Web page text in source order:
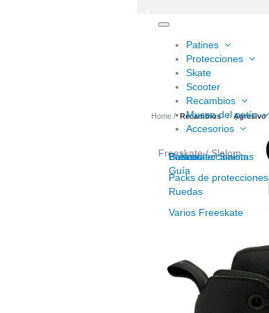
navigation
Patines
Freeskate/ Slalom
Protecciones
Cascos
Packs de protecciones
Skate
Scooter
Recambios
Freeskate / Slalom
Guía
Ruedas
Varios Freeskate
Museo del patín
Para coleccionistas
Accesorios
Bolsas
Home Recambios Agresivo